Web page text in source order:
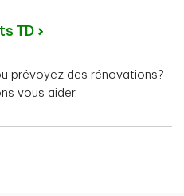
TD
prévoyez des rénovations?
vous aider.